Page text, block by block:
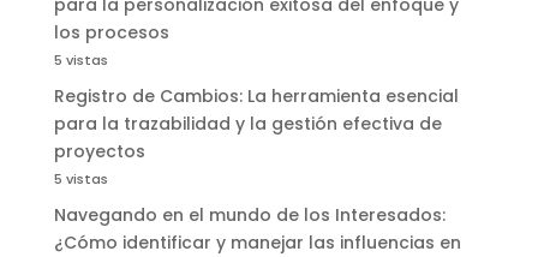
para la personalización exitosa del enfoque y
los procesos
5 vistas
Registro de Cambios: La herramienta esencial
para la trazabilidad y la gestión efectiva de
proyectos
5 vistas
Navegando en el mundo de los Interesados:
¿Cómo identificar y manejar las influencias en